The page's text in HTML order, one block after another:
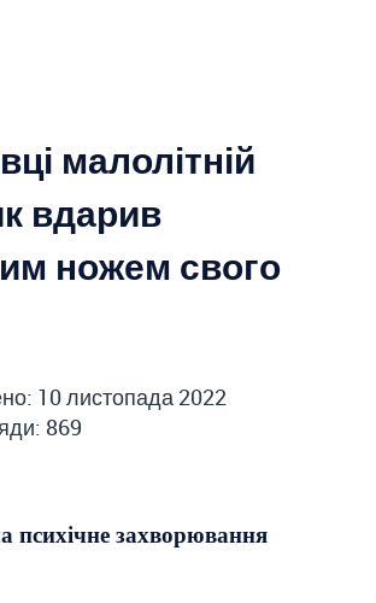
малолітній
вдарив
ножем свого
10 листопада 2022
869
психічне захворювання